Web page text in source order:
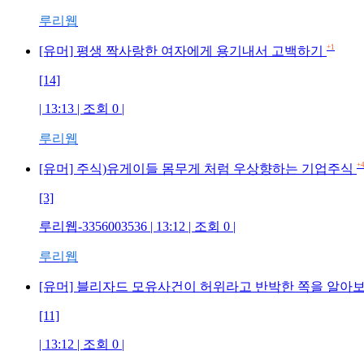
루리웹
[유머] 평생 짝사랑한 여자에게 용기내서 고백하기 +1
[14]
| 13:13 | 조회 0 |
루리웹
[유머] 주식)유게이들 몸무게 처럼 우상향하는 기업주식 +4
[3]
루리웹-3356003536 | 13:12 | 조회 0 |
루리웹
[유머] 블리자드 모유사건이 허위라고 반박한 쪽을 알아
[11]
| 13:12 | 조회 0 |